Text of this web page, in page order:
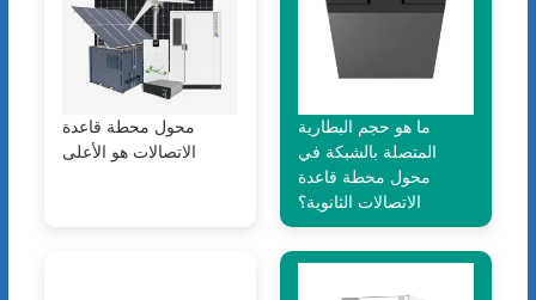
محول محطة قاعدة
الاتصالات هو الأعلى
ما هو حجم البطارية
المتصلة بالشبكة في
محول محطة قاعدة
الاتصالات الثانوية؟